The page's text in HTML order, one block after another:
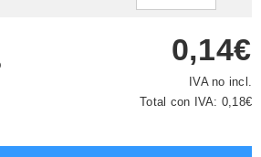
0,14€
IVA no incl.
Total con IVA: 0,18€